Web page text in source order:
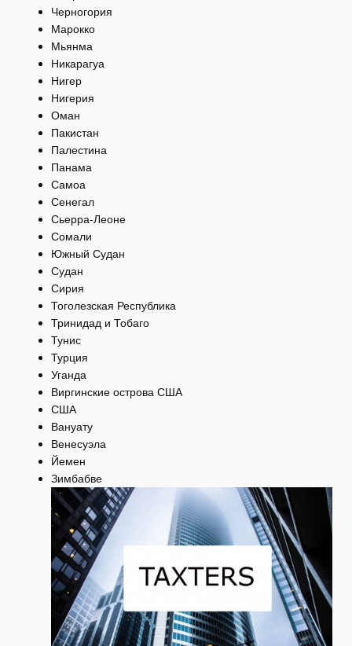
Черногория
Марокко
Мьянма
Никарагуа
Нигер
Нигерия
Оман
Пакистан
Палестина
Панама
Самоа
Сенегал
Сьерра-Леоне
Сомали
Южный Судан
Судан
Сирия
Тоголезская Республика
Тринидад и Тобаго
Тунис
Турция
Уганда
Виргинские острова США
США
Вануату
Венесуэла
Йемен
Зимбабве